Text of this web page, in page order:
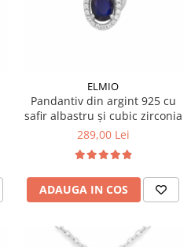
ELMIO
Pandantiv din argint 925 cu
safir albastru și cubic zirconia
289,00 Lei
ADAUGA IN COS